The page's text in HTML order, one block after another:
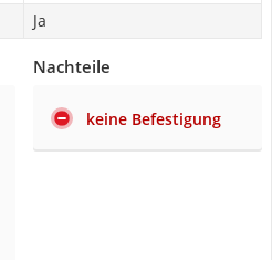
Ja
Nachteile
keine Befestigung